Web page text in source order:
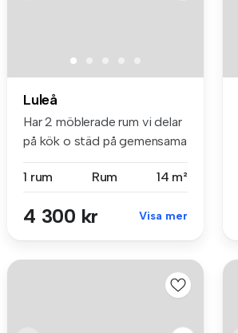
Luleå
Har 2 möblerade rum vi delar
på kök o städ på gemensama
1 rum
Rum 14 m²
4 300 kr Visa mer